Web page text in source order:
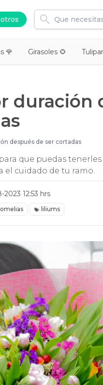
🌹 Girasoles 🌻
duración
después de ser cortadas
que puedas tenerles
el cuidado de tu ramo.
2023 12:53 hrs
liliums